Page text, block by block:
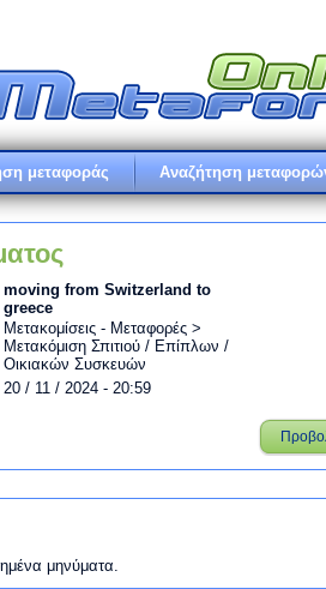
μεταφοράς Αναζήτηση
moving from Switzerland to
greece
Μετακομίσεις - Μεταφορές >
Μετακόμιση Σπιτιού / Επίπλων /
Οικιακών Συσκευών
20 / 11 / 2024 - 20:59
μηνύματα.